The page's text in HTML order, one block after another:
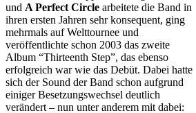
und A Perfect Circle arbeitete die Band in
ihren ersten Jahren sehr konsequent, ging
mehrmals auf Welttournee und
veröffentlichte schon 2003 das zweite
Album “Thirteenth Step”, das ebenso
erfolgreich war wie das Debüt. Dabei hatte
sich der Sound der Band schon aufgrund
einiger Besetzungswechsel deutlich
verändert – nun unter anderem mit dabei: